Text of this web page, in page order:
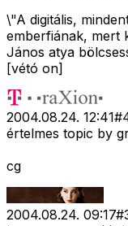
\"A digitális,
emberfiának, mert
János atya
[vétó on]
2004.08.24. 12:41#
értelmes topic by
cg
2004.08.24. 09:17#